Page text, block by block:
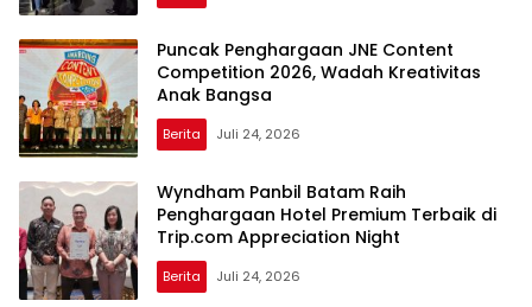
Puncak Penghargaan JNE Content
Competition 2026, Wadah Kreativitas
Anak Bangsa
Berita Juli 24, 2026
Wyndham Panbil Batam Raih
Penghargaan Hotel Premium Terbaik di
Trip.com Appreciation Night
Berita Juli 24, 2026